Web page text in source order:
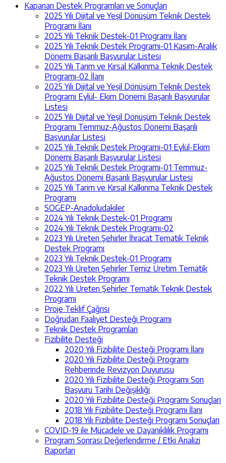
Kapanan Destek Programları ve Sonuçları
2025 Yılı Dijital ve Yeşil Dönüşüm Teknik Destek
Programı İlanı
2025 Yılı Teknik Destek-01 Programı İlanı
2025 Yılı Teknik Destek Programı-01 Kasım-Aralık
Dönemi Başarılı Başvurular Listesi
2025 Yılı Tarım ve Kırsal Kalkınma Teknik Destek
Programı-02 İlanı
2025 Yılı Dijital ve Yeşil Dönüşüm Teknik Destek
Programı Eylül- Ekim Dönemi Başarılı Başvurular
Listesi
2025 Yılı Dijital ve Yeşil Dönüşüm Teknik Destek
Programı Temmuz-Ağustos Dönemi Başarılı
Başvurular Listesi
2025 Yılı Teknik Destek Programı-01 Eylül-Ekim
Dönemi Başarılı Başvurular Listesi
2025 Yılı Teknik Destek Programı-01 Temmuz-
Ağustos Dönemi Başarılı Başvurular Listesi
2025 Yılı Tarim ve Kırsal Kalkınma Teknik Destek
Programı
SOGEP-Anadoludakiler
2024 Yılı Teknik Destek-01 Programı
2024 Yılı Teknik Destek Programı-02
2023 Yılı Üreten Şehirler İhracat Tematik Teknik
Destek Programı
2023 Yılı Teknik Destek-01 Programı
2023 Yılı Üreten Şehirler Temiz Üretim Tematik
Teknik Destek Programı
2022 Yılı Üreten Şehirler Tematik Teknik Destek
Programı
Proje Teklif Çağrısı
Doğrudan Faaliyet Desteği Programı
Teknik Destek Programları
Fizibilite Desteği
2020 Yılı Fizibilite Desteği Programı İlanı
2020 Yılı Fizibilite Desteği Programı
Rehberinde Revizyon Duyurusu
2020 Yılı Fizibilite Desteği Programı Son
Başvuru Tarihi Değişikliği
2020 Yılı Fizibilite Desteği Programı Sonuçları
2018 Yılı Fizibilite Desteği Programı İlanı
2018 Yılı Fizibilite Desteği Programı Sonuçları
COVID-19 ile Mücadele ve Dayanıklılık Programı
Program Sonrası Değerlendirme / Etki Analizi
Raporları